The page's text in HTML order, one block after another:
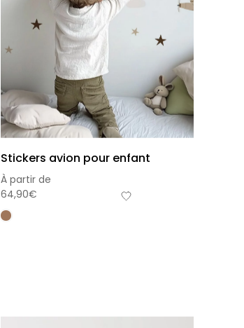
Stickers avion pour enfant
À partir de
64,90€